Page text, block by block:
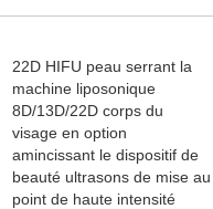
22D HIFU peau serrant la
machine liposonique
8D/13D/22D corps du
visage en option
amincissant le dispositif de
beauté ultrasons de mise au
point de haute intensité